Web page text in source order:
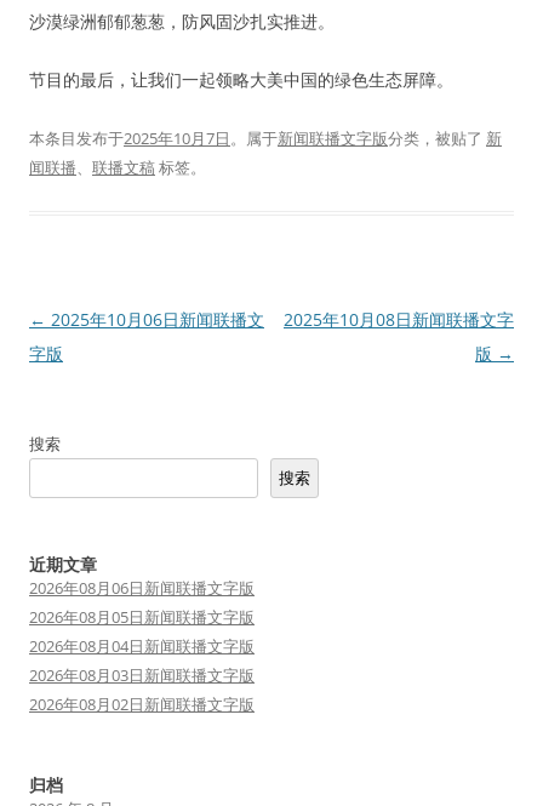
沙漠绿洲郁郁葱葱，防风固沙扎实推进。
节目的最后，让我们一起领略大美中国的绿色生态屏障。
本条目发布于2025年10月7日。属于新闻联播文字版分类，被贴了 新
闻联播、 联播文稿标签。
文
章
← 2025年10月06日新闻联播文
字版
2025年10月08日新闻联播文字
版 →
搜索
搜索
近期文章
2026年08月06日新闻联播文字版
2026年08月05日新闻联播文字版
2026年08月04日新闻联播文字版
2026年08月03日新闻联播文字版
2026年08月02日新闻联播文字版
归档